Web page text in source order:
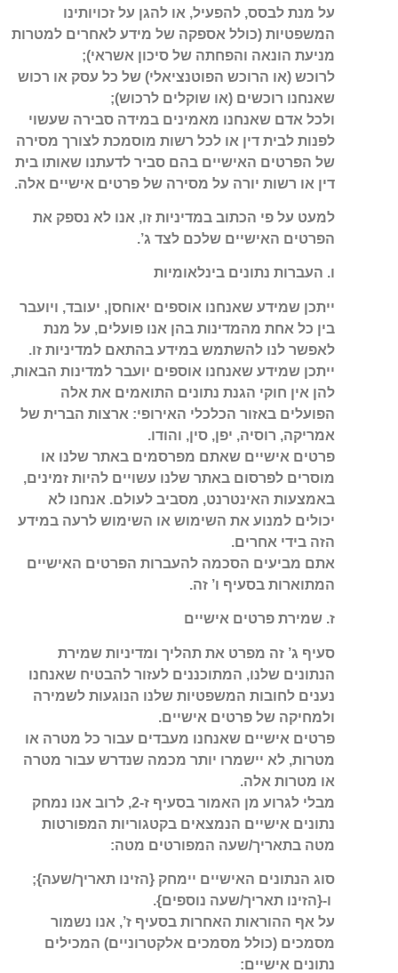
על מנת לבסס, להפעיל, או להגן על זכויותינו
המשפטיות (כולל אספקה של מידע לאחרים למטרות
מניעת הונאה והפחתה של סיכון אשראי);
לרוכש (או הרוכש הפוטנציאלי) של כל עסק או רכוש
שאנחנו רוכשים (או שוקלים לרכוש);
ולכל אדם שאנחנו מאמינים במידה סבירה שעשוי
לפנות לבית דין או לכל רשות מוסמכת לצורך מסירה
של הפרטים האישיים בהם סביר לדעתנו שאותו בית
דין או רשות יורה על מסירה של פרטים אישיים אלה.
למעט על פי הכתוב במדיניות זו, אנו לא נספק את
הפרטים האישיים שלכם לצד ג’.
ו. העברות נתונים בינלאומיות
ייתכן שמידע שאנחנו אוספים יאוחסן, יעובד, ויועבר
בין כל אחת מהמדינות בהן אנו פועלים, על מנת
לאפשר לנו להשתמש במידע בהתאם למדיניות זו.
ייתכן שמידע שאנחנו אוספים יועבר למדינות הבאות,
להן אין חוקי הגנת נתונים התואמים את אלה
הפועלים באזור הכלכלי האירופי: ארצות הברית של
אמריקה, רוסיה, יפן, סין, והודו.
פרטים אישיים שאתם מפרסמים באתר שלנו או
מוסרים לפרסום באתר שלנו עשויים להיות זמינים,
באמצעות האינטרנט, מסביב לעולם. אנחנו לא
יכולים למנוע את השימוש או השימוש לרעה במידע
הזה בידי אחרים.
אתם מביעים הסכמה להעברות הפרטים האישיים
המתוארות בסעיף ו’ זה.
ז. שמירת פרטים אישיים
סעיף ג’ זה מפרט את תהליך ומדיניות שמירת
הנתונים שלנו, המתוכננים לעזור להבטיח שאנחנו
נענים לחובות המשפטיות שלנו הנוגעות לשמירה
ולמחיקה של פרטים אישיים.
פרטים אישיים שאנחנו מעבדים עבור כל מטרה או
מטרות, לא יישמרו יותר מכמה שנדרש עבור מטרה
או מטרות אלה.
מבלי לגרוע מן האמור בסעיף ז-2, לרוב אנו נמחק
נתונים אישיים הנמצאים בקטגוריות המפורטות
מטה בתאריך/שעה המפורטים מטה:
סוג הנתונים האישיים יימחק {הזינו תאריך/שעה};
ו-{הזינו תאריך/שעה נוספים}.
על אף ההוראות האחרות בסעיף ז’, אנו נשמור
מסמכים (כולל מסמכים אלקטרוניים) המכילים
נתונים אישיים: